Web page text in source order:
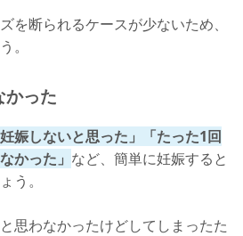
を断られるケースが少ないため、
。
かった
娠しないと思った」「たった1回
かった」 など、簡単に妊娠すると
う。
思わなかったけどしてしまったた